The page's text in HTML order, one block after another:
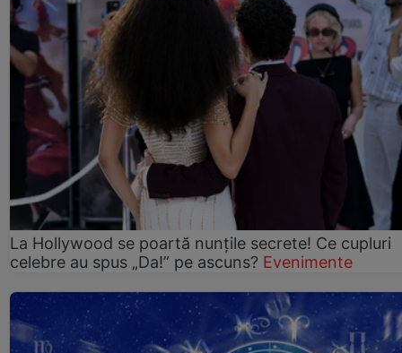
La Hollywood se poartă nunțile secrete! Ce cupluri
celebre au spus „Da!” pe ascuns? Evenimente